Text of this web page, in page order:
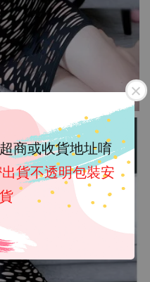
商或收貨地址唷
貨不透明包裝安